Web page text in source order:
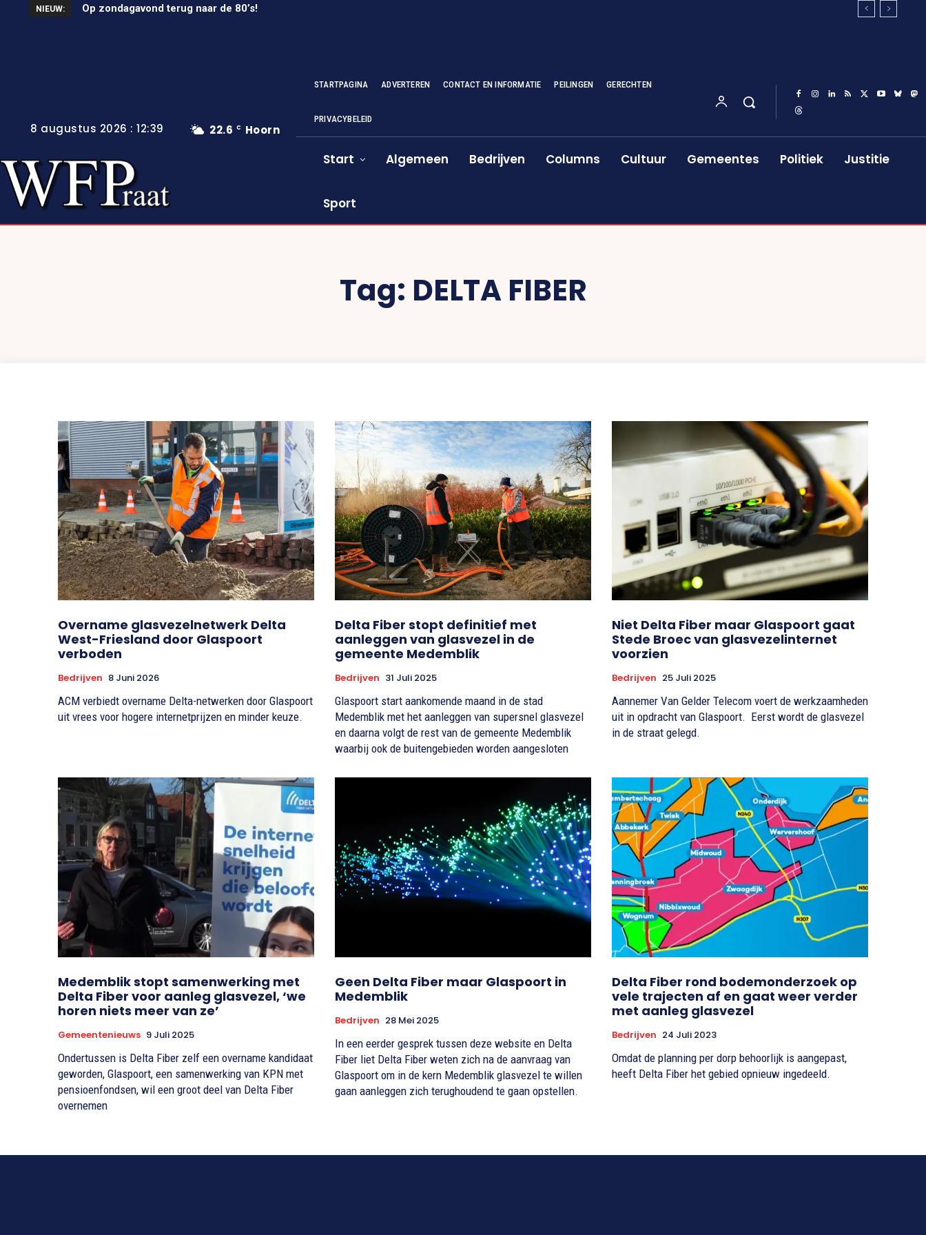
NIEUW: Op zondagavond terug naar de 80’s!
22.6 C Hoorn
8 augustus 2026 : 12:39
STARTPAGINA ADVERTEREN CONTACT EN INFORMATIE PEILINGEN GERECHTEN
PRIVACYBELEID
Start Algemeen Bedrijven Columns Cultuur Gemeentes Politiek Justitie
Sport
Tag: DELTA FIBER
Overname glasvezelnetwerk Delta
West-Friesland door Glaspoort
verboden
Bedrijven 8 Juni 2026
ACM verbiedt overname Delta-netwerken door Glaspoort
uit vrees voor hogere internetprijzen en minder keuze.
Delta Fiber stopt definitief met
aanleggen van glasvezel in de
gemeente Medemblik
Bedrijven 31 Juli 2025
Glaspoort start aankomende maand in de stad
Medemblik met het aanleggen van supersnel glasvezel
en daarna volgt de rest van de gemeente Medemblik
waarbij ook de buitengebieden worden aangesloten
Niet Delta Fiber maar Glaspoort gaat
Stede Broec van glasvezelinternet
voorzien
Bedrijven 25 Juli 2025
Aannemer Van Gelder Telecom voert de werkzaamheden
uit in opdracht van Glaspoort. Eerst wordt de glasvezel
in de straat gelegd.
Medemblik stopt samenwerking met
Delta Fiber voor aanleg glasvezel, ‘we
horen niets meer van ze’
Gemeentenieuws 9 Juli 2025
Ondertussen is Delta Fiber zelf een overname kandidaat
geworden, Glaspoort, een samenwerking van KPN met
pensioenfondsen, wil een groot deel van Delta Fiber
overnemen
Geen Delta Fiber maar Glaspoort in
Medemblik
Bedrijven 28 Mei 2025
In een eerder gesprek tussen deze website en Delta
Fiber liet Delta Fiber weten zich na de aanvraag van
Glaspoort om in de kern Medemblik glasvezel te willen
gaan aanleggen zich terughoudend te gaan opstellen.
Delta Fiber rond bodemonderzoek op
vele trajecten af en gaat weer verder
met aanleg glasvezel
Bedrijven 24 Juli 2023
Omdat de planning per dorp behoorlijk is aangepast,
heeft Delta Fiber het gebied opnieuw ingedeeld.